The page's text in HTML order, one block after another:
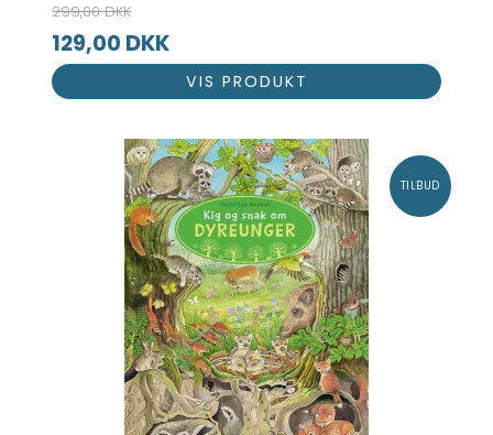
299,00 DKK
129,00 DKK
VIS PRODUKT
TILBUD